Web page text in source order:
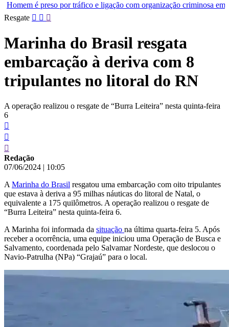
tráfico e ligação com organização criminosa em Natal
Pular
para
conteúdo
Resgate
Marinha do Brasil resgata
embarcação à deriva com 8
tripulantes no litoral do RN
A operação realizou o resgate de “Burra Leiteira” nesta quinta-feira
6
Redação
07/06/2024 | 10:05
A Marinha do Brasil resgatou uma embarcação com oito tripulantes
que estava à deriva a 95 milhas náuticas do litoral de Natal, o
equivalente a 175 quilômetros. A operação realizou o resgate de
“Burra Leiteira” nesta quinta-feira 6.
A Marinha foi informada da situação na última quarta-feira 5. Após
receber a ocorrência, uma equipe iniciou uma Operação de Busca e
Salvamento, coordenada pelo Salvamar Nordeste, que deslocou o
Navio-Patrulha (NPa) “Grajaú” para o local.